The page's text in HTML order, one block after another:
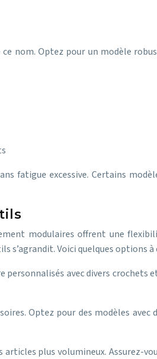
nom. Optez pour un modèle
fatigue excessive. Certains
modulaires offrent une
s’agrandit. Voici quelques options à
avec divers
Optez pour des modèles
plus volumineux. Assurez-